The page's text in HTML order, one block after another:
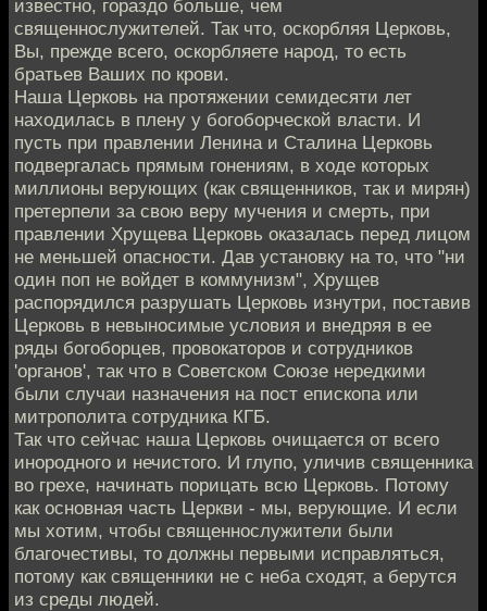
известно, гораздо больше, чем
священнослужителей. Так что, оскорбляя Церковь,
Вы, прежде всего, оскорбляете народ, то есть
братьев Ваших по крови.
Наша Церковь на протяжении семидесяти лет
находилась в плену у богоборческой власти. И
пусть при правлении Ленина и Сталина Церковь
подвергалась прямым гонениям, в ходе которых
миллионы верующих (как священников, так и мирян)
претерпели за свою веру мучения и смерть, при
правлении Хрущева Церковь оказалась перед лицом
не меньшей опасности. Дав установку на то, что "ни
один поп не войдет в коммунизм", Хрущев
распорядился разрушать Церковь изнутри, поставив
Церковь в невыносимые условия и внедряя в ее
ряды богоборцев, провокаторов и сотрудников
'органов', так что в Советском Союзе нередкими
были случаи назначения на пост епископа или
митрополита сотрудника КГБ.
Так что сейчас наша Церковь очищается от всего
инородного и нечистого. И глупо, уличив священника
во грехе, начинать порицать всю Церковь. Потому
как основная часть Церкви - мы, верующие. И если
мы хотим, чтобы священнослужители были
благочестивы, то должны первыми исправляться,
потому как священники не с неба сходят, а берутся
из среды людей.